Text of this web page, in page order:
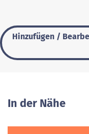
Hinzufügen /
In der Nähe